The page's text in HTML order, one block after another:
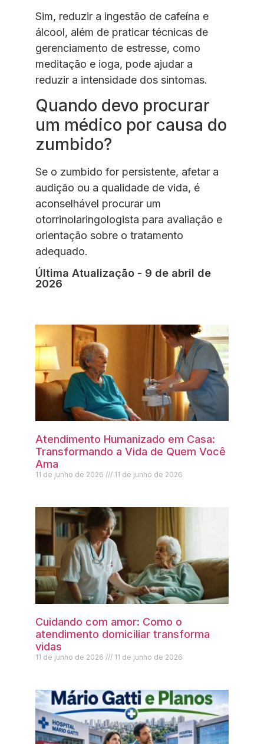
Sim, reduzir a ingestão de cafeína e
álcool, além de praticar técnicas de
gerenciamento de estresse, como
meditação e ioga, pode ajudar a
reduzir a intensidade dos sintomas.
Quando devo procurar
um médico por causa do
zumbido?
Se o zumbido for persistente, afetar a
audição ou a qualidade de vida, é
aconselhável procurar um
otorrinolaringologista para avaliação e
orientação sobre o tratamento
adequado.
Última Atualização - 9 de abril de
2026
Atendimento Humanizado em Casa:
Transformando a Vida de Quem Você
Ama
11 de junho de 2026 11 de junho de 2026
Cuidando com amor: Como o
atendimento domiciliar transforma
vidas
11 de junho de 2026 11 de junho de 2026